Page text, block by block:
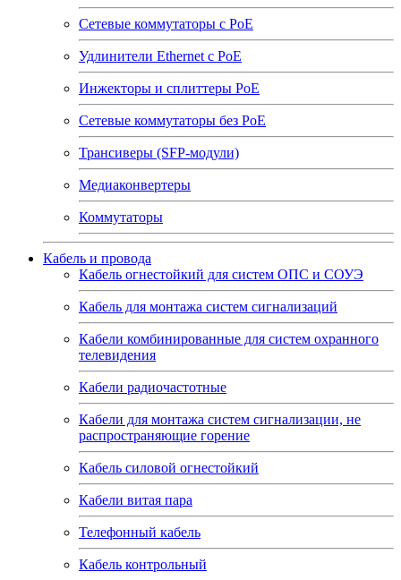
Сетевые коммутаторы с РоЕ
Удлинители Ethernet с PoE
Инжекторы и сплиттеры РоЕ
Сетевые коммутаторы без РоЕ
Трансиверы (SFP-модули)
Медиаконвертеры
Коммутаторы
Кабель и провода
Кабель огнестойкий для систем ОПС и СОУЭ
Кабель для монтажа систем сигнализаций
Кабели комбинированные для систем охранного
телевидения
Кабели радиочастотные
Кабели для монтажа систем сигнализации, не
распространяющие горение
Кабель силовой огнестойкий
Кабели витая пара
Телефонный кабель
Кабель контрольный